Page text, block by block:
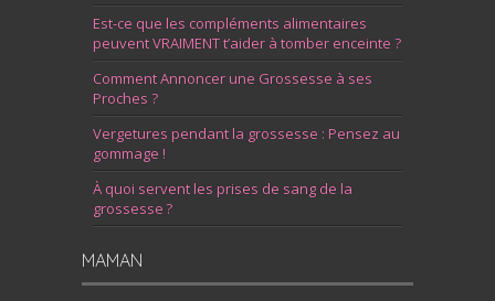
Est-ce que les compléments alimentaires
peuvent VRAIMENT t’aider à tomber enceinte ?
Comment Annoncer une Grossesse à ses
Proches ?
Vergetures pendant la grossesse : Pensez au
gommage !
À quoi servent les prises de sang de la
grossesse ?
MAMAN